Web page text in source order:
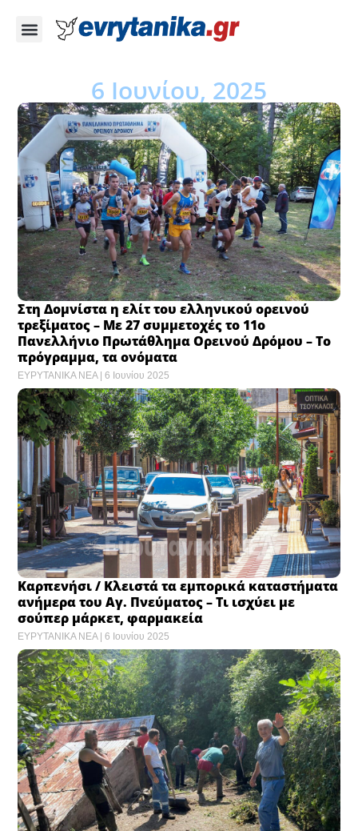
6 Ιουνίου, 2025
Στη Δομνίστα η ελίτ του ελληνικού ορεινού
τρεξίματος – Με 27 συμμετοχές το 11ο
Πανελλήνιο Πρωτάθλημα Ορεινού Δρόμου – Το
πρόγραμμα, τα ονόματα
ΕΥΡΥΤΑΝΙΚΑ ΝΕΑ 6 Ιουνίου 2025
Καρπενήσι / Κλειστά τα εμπορικά καταστήματα
ανήμερα του Αγ. Πνεύματος – Τι ισχύει με
σούπερ μάρκετ, φαρμακεία
ΕΥΡΥΤΑΝΙΚΑ ΝΕΑ 6 Ιουνίου 2025